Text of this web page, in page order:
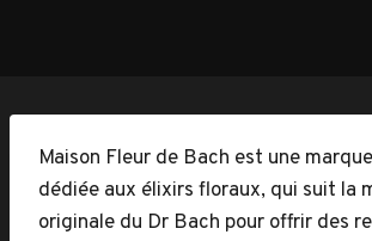
Maison Fleur de Bach est une
dédiée aux élixirs floraux, qui suit la
originale du Dr Bach pour offrir des